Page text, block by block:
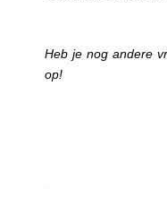
Heb je nog andere
op!